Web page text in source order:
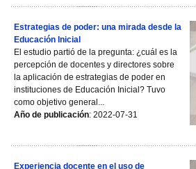
Estrategias de poder: una mirada desde la
Educación Inicial
El estudio partió de la pregunta: ¿cuál es la
percepción de docentes y directores sobre
la aplicación de estrategias de poder en
instituciones de Educación Inicial? Tuvo
como objetivo general...
Año de publicación: 2022-07-31
Experiencia docente en el uso de